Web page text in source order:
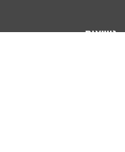
נושאים